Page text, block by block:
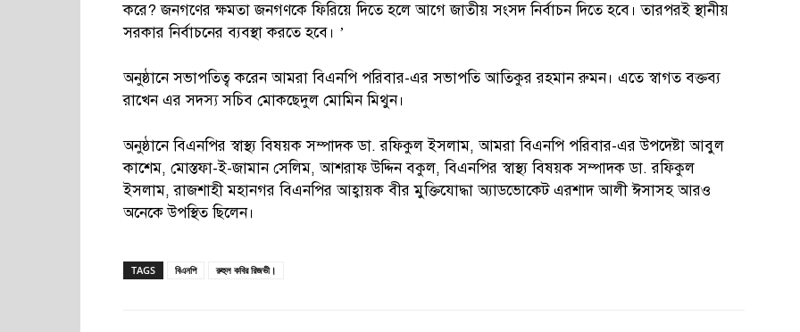
করে? জনগণের ক্ষমতা জনগণকে ফিরিয়ে দিতে হলে আগে জাতীয় সংসদ নির্বাচন দিতে হবে। তারপরই স্থানীয়
সরকার নির্বাচনের ব্যবস্থা করতে হবে। ’
অনুষ্ঠানে সভাপতিত্ব করেন আমরা বিএনপি পরিবার-এর সভাপতি আতিকুর রহমান রুমন। এতে স্বাগত বক্তব্য
রাখেন এর সদস্য সচিব মোকছেদুল মোমিন মিথুন।
অনুষ্ঠানে বিএনপির স্বাস্থ্য বিষয়ক সম্পাদক ডা. রফিকুল ইসলাম, আমরা বিএনপি পরিবার-এর উপদেষ্টা আবুল
কাশেম, মোস্তফা-ই-জামান সেলিম, আশরাফ উদ্দিন বকুল, বিএনপির স্বাস্থ্য বিষয়ক সম্পাদক ডা. রফিকুল
ইসলাম, রাজশাহী মহানগর বিএনপির আহ্বায়ক বীর মুক্তিযোদ্ধা অ্যাডভোকেট এরশাদ আলী ঈসাসহ আরও
অনেকে উপস্থিত ছিলেন।
TAGS বিএনপি রুহুল কবির রিজভী।